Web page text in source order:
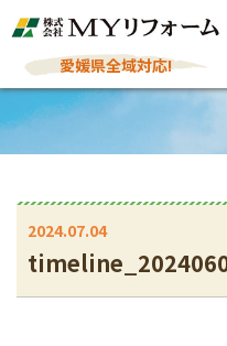
愛媛県全域対応!
2024.07.04